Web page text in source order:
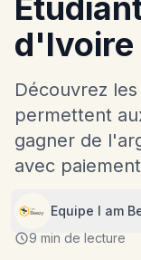
d'Ivoire
Découvrez
permettent
gagner de
avec
Equipe I am
9 min de lecture